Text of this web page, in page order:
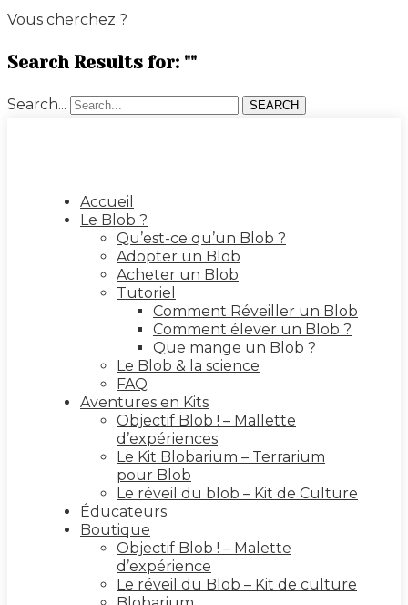
Vous cherchez ?
Search Results for: ""
Search... SEARCH
Accueil
Le Blob ?
Qu’est-ce qu’un Blob ?
Adopter un Blob
Acheter un Blob
Tutoriel
Comment Réveiller un Blob
Comment élever un Blob ?
Que mange un Blob ?
Le Blob & la science
FAQ
Aventures en Kits
Objectif Blob ! – Mallette
d’expériences
Le Kit Blobarium – Terrarium
pour Blob
Le réveil du blob – Kit de Culture
Éducateurs
Boutique
Objectif Blob ! – Malette
d’expérience
Le réveil du Blob – Kit de culture